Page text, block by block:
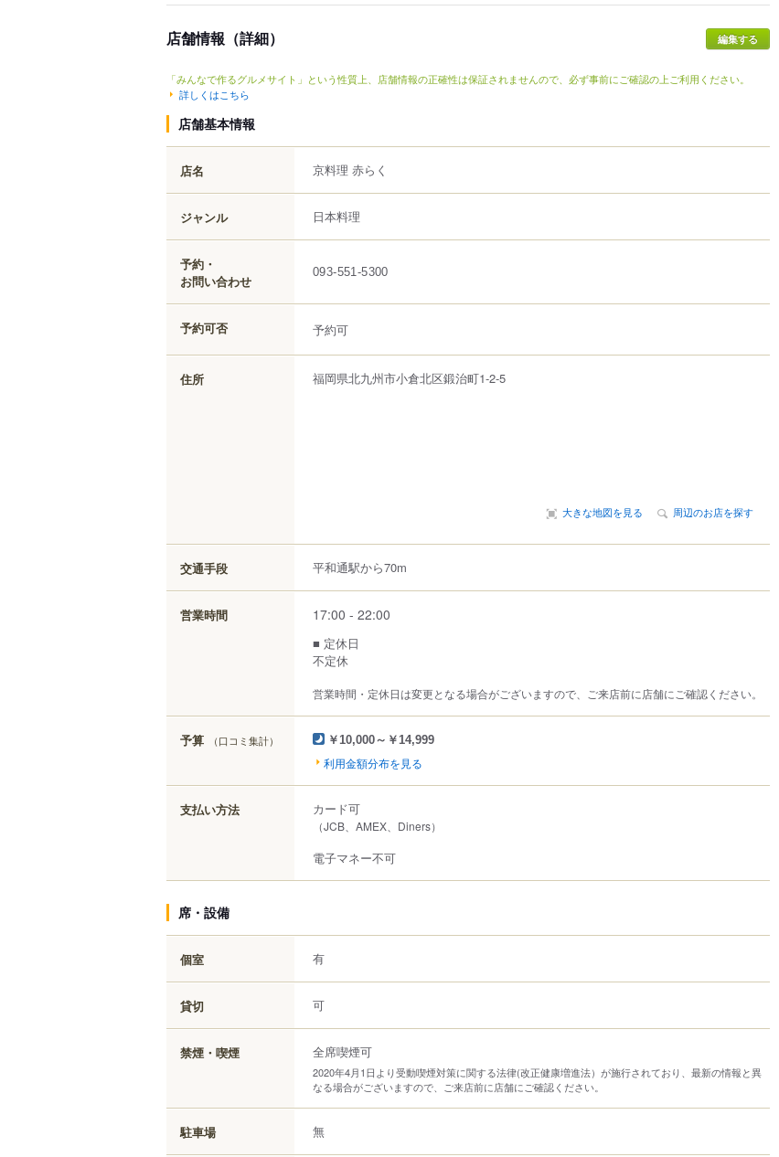
店舗情報（詳細）
「みんなで作るグルメサイト」という性質上、店舗情報の正確性は保証されませんので、必ず事前にご確認の上ご利用ください。
詳しくはこちら
店舗基本情報
店名 京料理 赤らく
ジャンル 日本料理
予約・
お問い合わせ
093-551-5300
予約可否 予約可
住所 福岡県北九州市小倉北区鍛治町1-2-5
大きな地図を見る 周辺のお店を探す
交通手段 平和通駅から70m
営業時間 17:00 - 22:00
■ 定休日
不定休
営業時間・定休日は変更となる場合がございますので、ご来店前に店舗にご確認ください。
予算 （口コミ集計） ￥10,000～￥14,999
利用金額分布を見る
支払い方法 カード可
（JCB、AMEX、Diners）
電子マネー不可
席・設備
個室 有
貸切 可
禁煙・喫煙 全席喫煙可
2020年4月1日より受動喫煙対策に関する法律(改正健康増進法）が施行されており、最新の情報と異
なる場合がございますので、ご来店前に店舗にご確認ください。
駐車場 無